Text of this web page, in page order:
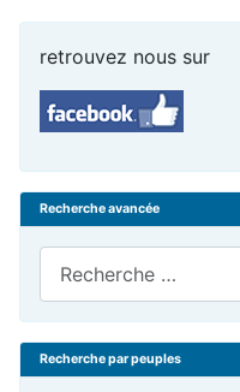
retrouvez nous sur
Recherche avancée
Recherche par peuples